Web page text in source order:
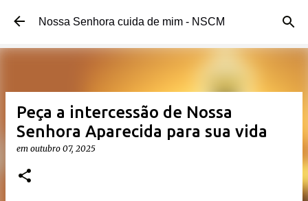
Pular para o conteúdo principal
Nossa Senhora cuida de mim - NSCM
Peça a intercessão de Nossa
Senhora Aparecida para sua vida
em outubro 07, 2025